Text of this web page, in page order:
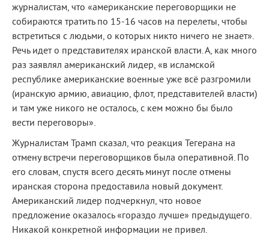
журналистам, что «американские переговорщики не
собираются тратить по 15-16 часов на перелеты, чтобы
встретиться с людьми, о которых никто ничего не знает».
Речь идет о представителях иранской власти. А, как много
раз заявлял американский лидер, «в исламской
республике американские военные уже всё разгромили
(иранскую армию, авиацию, флот, представителей власти)
и там уже никого не осталось, с кем можно бы было
вести переговоры».
Журналистам Трамп сказал, что реакция Тегерана на
отмену встречи переговорщиков была оперативной. По
его словам, спустя всего десять минут после отмены
иранская сторона предоставила новый документ.
Американский лидер подчеркнул, что новое
предложение оказалось «гораздо лучше» предыдущего.
Никакой конкретной информации не привел.